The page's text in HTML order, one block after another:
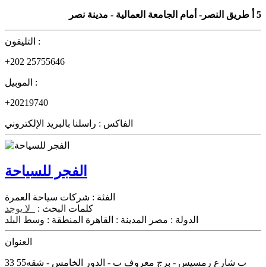
5 أ طريق النصر- أمام الجامعة العمالية - مدينة نصر
التليفون :
+202 25755646
الموبيل :
+20219740
الفاكس : راسلنا بالبريد الإلكتروني
الفجر للسياحة
الفئة : شركات سياحة العمرة
كلمات البحث :
لا يوجد
الدولة : مصر المدينة : القاهرة المنطقة : وسط البلد
العنوان
33 ب شارع رمسيس - برج معروف ب - الدور الخامس - شقه55